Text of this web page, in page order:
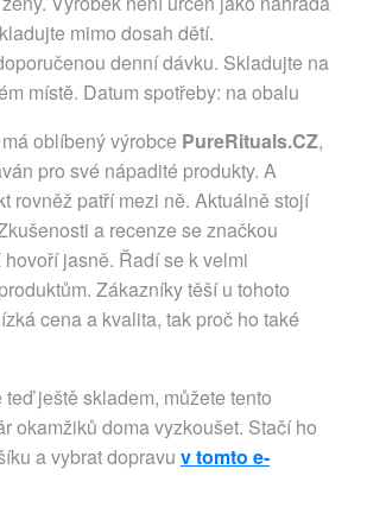
mimo dosah dětí.
denní dávku. Skladujte na
místě. Datum spotřeby: na obalu
oblíbený výrobce PureRituals.CZ,
pro své nápadité produkty. A
rovněž patří mezi ně. Aktuálně stojí
a recenze se značkou
jasně. Řadí se k velmi
Zákazníky těší u tohoto
cena a kvalita, tak proč ho také
ještě skladem, můžete tento
okamžiků doma vyzkoušet. Stačí ho
a vybrat dopravu v tomto e-